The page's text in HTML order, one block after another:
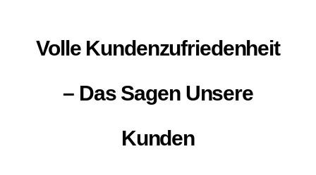
Volle Kundenzufriedenheit
– Das Sagen Unsere
Kunden